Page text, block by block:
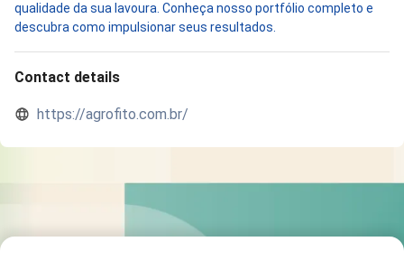
qualidade da sua lavoura. Conheça nosso portfólio completo e
descubra como impulsionar seus resultados.
Contact details
https://agrofito.com.br/